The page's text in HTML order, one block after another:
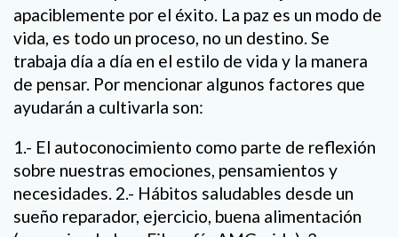
apaciblemente por el éxito. La paz es un modo de
vida, es todo un proceso, no un destino. Se
trabaja día a día en el estilo de vida y la manera
de pensar. Por mencionar algunos factores que
ayudarán a cultivarla son:
1.- El autoconocimiento como parte de reflexión
sobre nuestras emociones, pensamientos y
necesidades. 2.- Hábitos saludables desde un
sueño reparador, ejercicio, buena alimentación